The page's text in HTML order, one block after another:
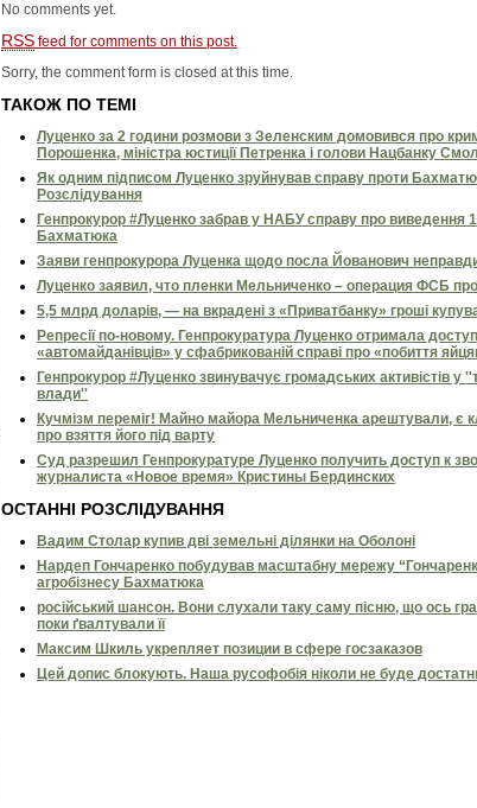
No comments yet.
RSS feed for comments on this post.
Sorry, the comment form is closed at this time.
ТАКОЖ ПО ТЕМІ
Луценко за 2 години розмови з Зеленским домовився про
Порошенка, міністра юстиції Петренка і голови Нацбанку
Як одним підписом Луценко зруйнував справу проти
Розслідування
Генпрокурор #Луценко забрав у НАБУ справу про виведення
Бахматюка
Заяви генпрокурора Луценка щодо посла Йованович
Луценко заявил, что пленки Мельниченко – операция ФСБ
5,5 млрд доларів, — на вкрадені з «Приватбанку» гроші
Репресії по-новому. Генпрокуратура Луценко отримала
«автомайданівців» у сфабрикованій справі про «побиття
Генпрокурор #Луценко звинувачує громадських активістів у
влади''
Кучмізм переміг! Майно майора Мельниченка арештували, є
про взяття його під варту
Суд разрешил Генпрокуратуре Луценко получить доступ к
журналиста «Новое время» Кристины Бердинских
ОСТАННІ РОЗСЛІДУВАННЯ
Вадим Столар купив дві земельні ділянки на Оболоні
Нардеп Гончаренко побудував масштабну мережу
агробізнесу Бахматюка
російський шансон. Вони слухали таку саму пісню, що ось
поки ґвалтували її
Максим Шкиль укрепляет позиции в сфере госзаказов
Цей допис блокують. Наша русофобія ніколи не буде